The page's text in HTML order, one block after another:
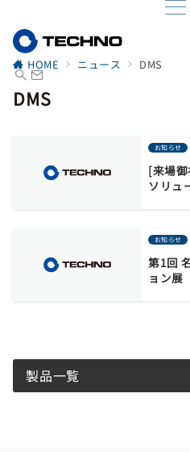
HOME ニュース DMS
DMS
お知らせ
[来場
ソリュ
お知らせ
第1回
ョン展
製品一覧